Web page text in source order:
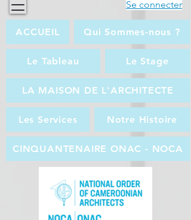
Se connecter
ACCUEIL Qui Sommes-nous ?
Le Tableau Le Stage
LA MAISON DE L'ARCHITECTE
Les Services Notre Histoire
CINQUANTENAIRE ONAC - NOCA